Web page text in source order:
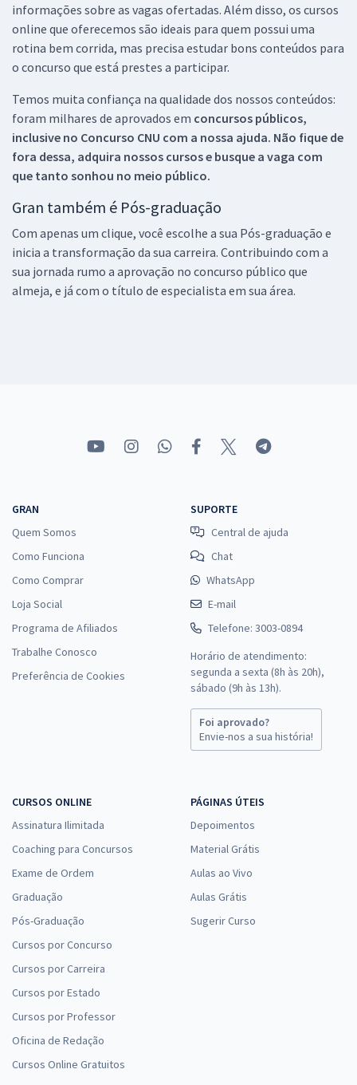
informações sobre as vagas ofertadas. Além disso, os cursos
online que oferecemos são ideais para quem possui uma
rotina bem corrida, mas precisa estudar bons conteúdos para
o concurso que está prestes a participar.
Temos muita confiança na qualidade dos nossos conteúdos:
foram milhares de aprovados em concursos públicos,
inclusive no Concurso CNU com a nossa ajuda. Não fique de
fora dessa, adquira nossos cursos e busque a vaga com
que tanto sonhou no meio público.
Gran também é Pós-graduação
Com apenas um clique, você escolhe a sua Pós-graduação e
inicia a transformação da sua carreira. Contribuindo com a
sua jornada rumo a aprovação no concurso público que
almeja, e já com o título de especialista em sua área.
GRAN
Quem Somos
Como Funciona
Como Comprar
Loja Social
Programa de Afiliados
Trabalhe Conosco
Preferência de Cookies
SUPORTE
Central de ajuda
Chat
WhatsApp
E-mail
Telefone: 3003-0894
Horário de atendimento:
segunda a sexta (8h às 20h),
sábado (9h às 13h).
Foi aprovado?
Envie-nos a sua história!
CURSOS ONLINE
Assinatura Ilimitada
Coaching para Concursos
Exame de Ordem
Graduação
Pós-Graduação
Cursos por Concurso
Cursos por Carreira
Cursos por Estado
Cursos por Professor
Oficina de Redação
Cursos Online Gratuitos
PÁGINAS ÚTEIS
Depoimentos
Material Grátis
Aulas ao Vivo
Aulas Grátis
Sugerir Curso